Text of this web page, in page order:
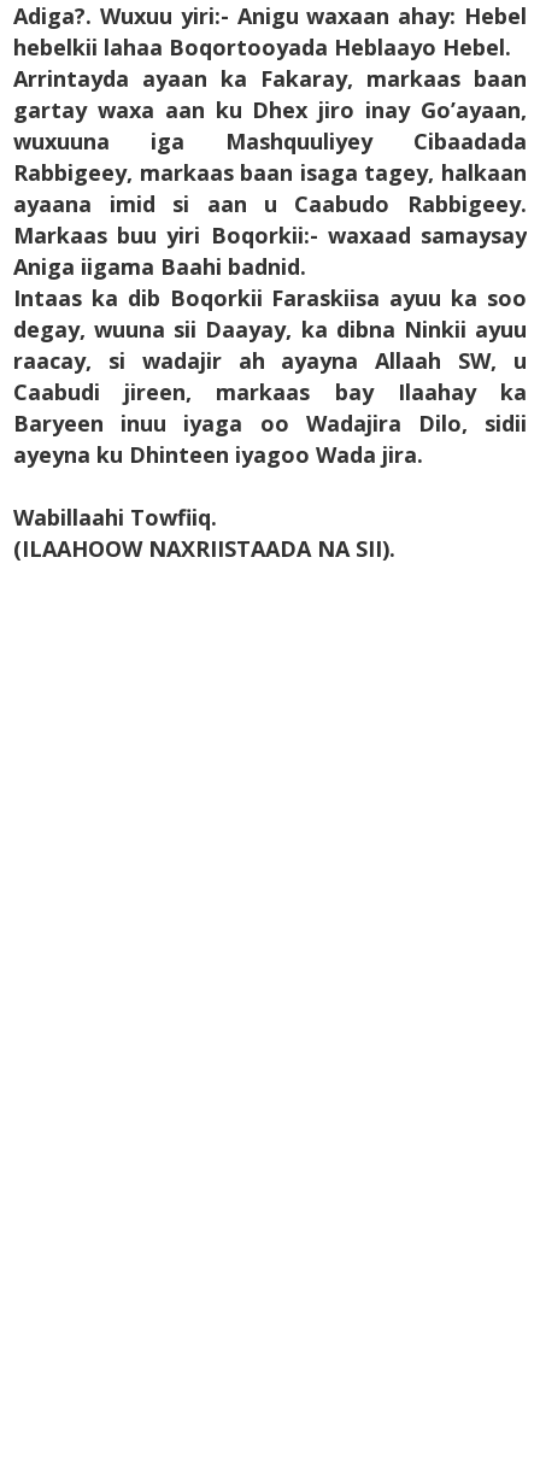
Adiga?. Wuxuu yiri:- Anigu waxaan ahay: Hebel
hebelkii lahaa Boqortooyada Heblaayo Hebel.
Arrintayda ayaan ka Fakaray, markaas baan
gartay waxa aan ku Dhex jiro inay Go’ayaan,
wuxuuna iga Mashquuliyey Cibaadada
Rabbigeey, markaas baan isaga tagey, halkaan
ayaana imid si aan u Caabudo Rabbigeey.
Markaas buu yiri Boqorkii:- waxaad samaysay
Aniga iigama Baahi badnid.
Intaas ka dib Boqorkii Faraskiisa ayuu ka soo
degay, wuuna sii Daayay, ka dibna Ninkii ayuu
raacay, si wadajir ah ayayna Allaah SW, u
Caabudi jireen, markaas bay Ilaahay ka
Baryeen inuu iyaga oo Wadajira Dilo, sidii
ayeyna ku Dhinteen iyagoo Wada jira.
Wabillaahi Towfiiq.
(ILAAHOOW NAXRIISTAADA NA SII).